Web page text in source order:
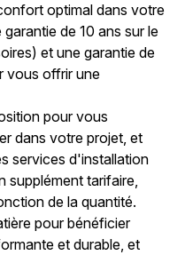
optimal dans votre
de 10 ans sur le
et une garantie de
vous offrir une
pour vous
dans votre projet, et
services d'installation
supplément tarifaire,
de la quantité.
pour bénéficier
et durable, et